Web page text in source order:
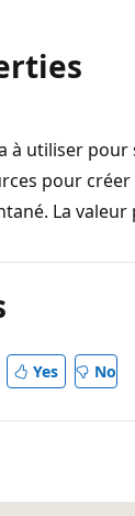
à utiliser pour
pour
La
Yes No